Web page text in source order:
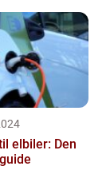
elbiler: Den